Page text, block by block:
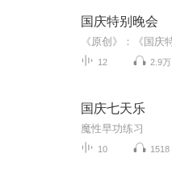
国庆特别晚会
12 2.9万
国庆七天乐
魔性早功练习
10 1518